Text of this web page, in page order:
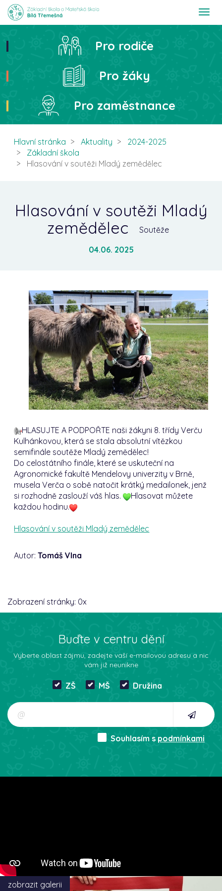
T
t
Hledat
Pro rodiče
Pro žáky
Pro zaměstnance
Hlavní stránka Aktuality
2024-2025
Základní škola
Hlasování v soutěži Mladý zemědělec
Hlasování v soutěži Mladý
zemědělec
Soutěže
04.06. 2025
HLASUJTE A PODPOŘTE naši žákyni 8. třídy Verču
Kulhánkovou, která se stala absolutní vítězkou
semifinále soutěže Mladý zemědělec!
Do celostátního finále, které se uskuteční na
Agronomické fakultě Mendelovy univerzity v Brně,
musela Verča o sobě natočit krátký medailonek, jenž
si rozhodně zaslouží váš hlas.
Hlasovat můžete
každou hodinu.
Hlasování v soutěži Mladý zemědělec
Autor:Tomáš Vlna
Zobrazení stránky: 0x
Buďte v centru dění
Vyberte oblast zájmu, zadejte vaší e-mailovou adresu a nic
vám již neunikne
ZŠ MŠ Družina
Souhlasím s podmínkami
zobrazit galerii